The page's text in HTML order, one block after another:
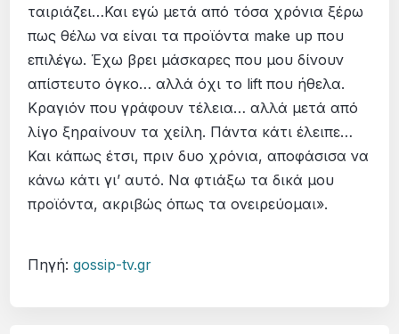
ταιριάζει…Και εγώ μετά από τόσα χρόνια ξέρω
πως θέλω να είναι τα προϊόντα make up που
επιλέγω. Έχω βρει μάσκαρες που μου δίνουν
απίστευτο όγκο… αλλά όχι το lift που ήθελα.
Κραγιόν που γράφουν τέλεια… αλλά μετά από
λίγο ξηραίνουν τα χείλη. Πάντα κάτι έλειπε…
Και κάπως έτσι, πριν δυο χρόνια, αποφάσισα να
κάνω κάτι γι’ αυτό. Να φτιάξω τα δικά μου
προϊόντα, ακριβώς όπως τα ονειρεύομαι».
Πηγή:gossip-tv.gr